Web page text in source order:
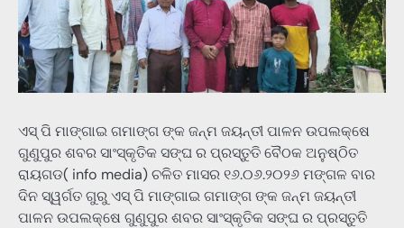
ଏସ୍ ପି ମାଙ୍ଗାଇ ଗମାଙ୍ଗ ଙ୍କ ଜନ୍ମ ଜୟନ୍ତୀ ପାଳନ ଉପଲକ୍ଷେ
ଗୁଣୁପୁର ଶବର ସାଂସ୍କୃତିକ ସଙ୍ଘ ର ପ୍ରସ୍ତୁତି ବୈଠକ ଅନୁଷ୍ଠିତ
ରାୟଗଡ( info media) ଚଳିତ ମାସର ୧୬.୦୬.୨୦୨୬ ମଙ୍ଗଳ ବାର
ଦିନ ସ୍ୱର୍ଗତ ଗୁରୁ ଏସ୍ ପି ମାଙ୍ଗାଇ ଗମାଙ୍ଗ ଙ୍କ ଜନ୍ମ ଜୟନ୍ତୀ
ପାଳନ ଉପଲକ୍ଷେ ଗୁଣୁପୁର ଶବର ସାଂସ୍କୃତିକ ସଙ୍ଘ ର ପ୍ରସ୍ତୁତି